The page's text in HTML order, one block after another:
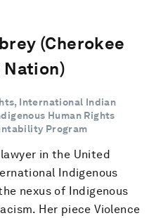
(Cherokee
International Indian
Human Rights
Program
in the United
Indigenous
nexus of Indigenous
Her piece Violence